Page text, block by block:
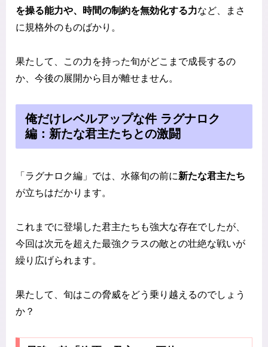
を操る能力や、時間の制約を無効化する力など、まさ
に規格外のものばかり。
果たして、この力を持った旬がどこまで成長するの
か、今後の展開から目が離せません。
俺だけレベルアップな件 ラグナロク
編：新たな君主たちとの激闘
「ラグナロク編」では、水篠旬の前に新たな君主たち
が立ちはだかります。
これまでに登場した君主たちも強大な存在でしたが、
今回は次元を超えた最強クラスの敵との壮絶な戦いが
繰り広げられます。
果たして、旬はこの脅威をどう乗り越えるのでしょう
か？